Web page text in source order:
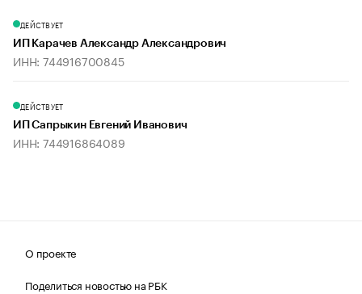
ДЕЙСТВУЕТ
ИП Карачев Александр Александрович
ИНН: 744916700845
ДЕЙСТВУЕТ
ИП Сапрыкин Евгений Иванович
ИНН: 744916864089
О проекте
Поделиться новостью на РБК